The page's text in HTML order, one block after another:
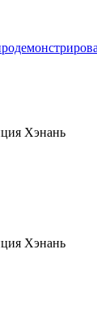
Хэнань
Хэнань